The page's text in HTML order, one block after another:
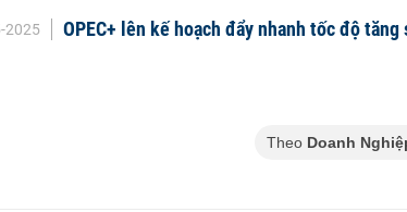
2025 OPEC+ lên kế hoạch đẩy nhanh tốc độ
Theo Doanh